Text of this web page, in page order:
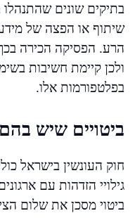
בתיקים שונים
שיתוף או הפצה של
הרע. הפסיקה הכירה
ולכן קיימת חשיבות
בפלטפורמות אלו.
ביטויים שיש
חוק העונשין בישראל
גילויי הזדהות עם
ביטוי מסכן את שלום